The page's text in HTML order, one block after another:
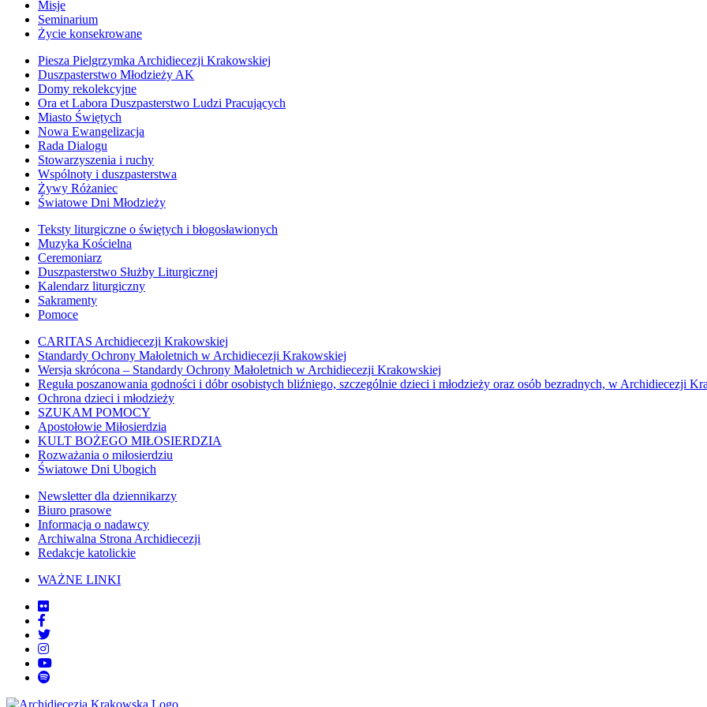
Misje
Seminarium
Życie konsekrowane
Piesza Pielgrzymka Archidiecezji Krakowskiej
Duszpasterstwo Młodzieży AK
Domy rekolekcyjne
Ora et Labora Duszpasterstwo Ludzi Pracujących
Miasto Świętych
Nowa Ewangelizacja
Rada Dialogu
Stowarzyszenia i ruchy
Wspólnoty i duszpasterstwa
Żywy Różaniec
Światowe Dni Młodzieży
Teksty liturgiczne o świętych i błogosławionych
Muzyka Kościelna
Ceremoniarz
Duszpasterstwo Służby Liturgicznej
Kalendarz liturgiczny
Sakramenty
Pomoce
CARITAS Archidiecezji Krakowskiej
Standardy Ochrony Małoletnich w Archidiecezji Krakowskiej
Wersja skrócona – Standardy Ochrony Małoletnich w Archidiecezji Krakowskiej
Reguła poszanowania godności i dóbr osobistych bliźniego, szczególnie dzieci i młodzieży oraz osób bezradnych, w Archidiecezji
Ochrona dzieci i młodzieży
SZUKAM POMOCY
Apostołowie Miłosierdzia
KULT BOŻEGO MIŁOSIERDZIA
Rozważania o miłosierdziu
Światowe Dni Ubogich
Newsletter dla dziennikarzy
Biuro prasowe
Informacja o nadawcy
Archiwalna Strona Archidiecezji
Redakcje katolickie
WAŻNE LINKI